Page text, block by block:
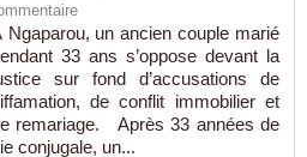
Ngaparou, un ancien couple marié
33 ans s’oppose devant la
sur fond d’accusations de
de conflit immobilier et
remariage. Après 33 années de
conjugale, un...